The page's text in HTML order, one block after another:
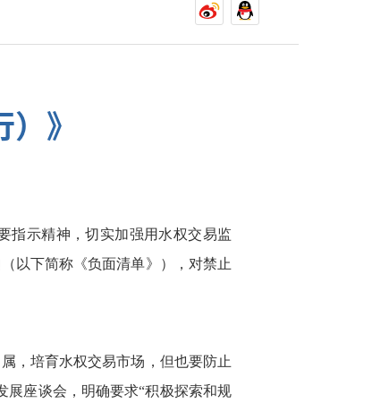
》
指示精神，切实加强用水权交易监
以下简称《负面清单》），对禁止
，培育水权交易市场，但也要防止
展座谈会，明确要求“积极探索和规